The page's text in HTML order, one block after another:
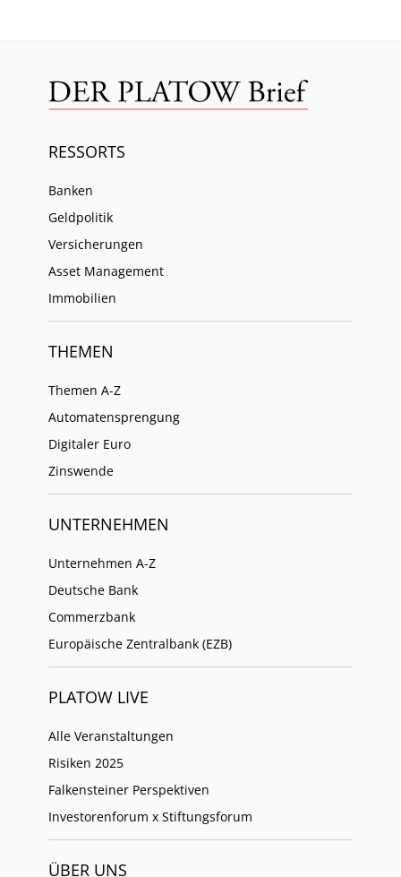
RESSORTS
Banken
Geldpolitik
Versicherungen
Asset Management
Immobilien
THEMEN
Themen A-Z
Automatensprengung
Digitaler Euro
Zinswende
UNTERNEHMEN
Unternehmen A-Z
Deutsche Bank
Commerzbank
Europäische Zentralbank (EZB)
PLATOW LIVE
Alle Veranstaltungen
Risiken 2025
Falkensteiner Perspektiven
Investorenforum x Stiftungsforum
ÜBER UNS